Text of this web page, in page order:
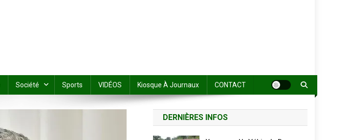
Société Sports VIDÉOS Kiosque À Journaux CONTACT
DERNIÈRES INFOS